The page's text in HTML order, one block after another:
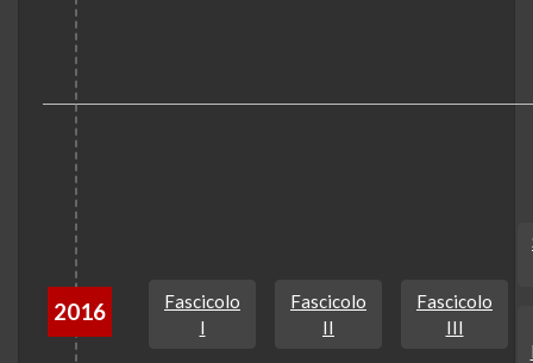
2016
Fascicolo
I
Fascicolo
II
Fascicolo
III